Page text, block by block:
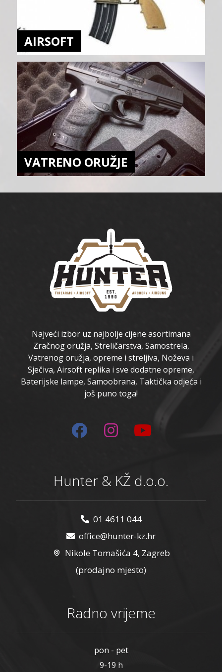
AIRSOFT
VATRENO ORUŽJE
Najveći izbor uz najbolje cijene asortimana
Zračnog oružja, Streličarstva, Samostrela,
Vatrenog oružja, opreme i streljiva, Noževa i
Sječiva, Airsoft replika i sve dodatne opreme,
Baterijske lampe, Samoobrana, Taktička odjeća i
još puno toga!
Hunter & KŽ d.o.o.
01 4611 044
office@hunter-kz.hr
Nikole Tomašića 4, Zagreb
(prodajno mjesto)
Radno vrijeme
pon - pet
9-19 h